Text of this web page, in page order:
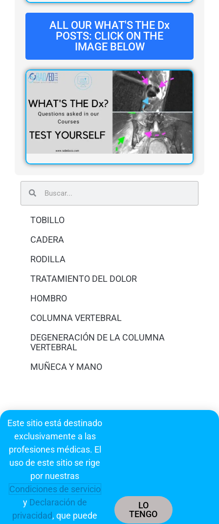
ALL OUR WHAT'S THE Dx
POSTS: CLICK ON THE
IMAGE BELOW
BuscarBuscar
TOBILLO
CADERA
RODILLA
TRATAMIENTO DEL DOLOR
HOMBRO
COLUMNA VERTEBRAL
DEGENERACIÓN DE LA COLUMNA
VERTEBRAL
MUÑECA Y MANO
Fellowships
Nuestro Blog: El Dx
Suscríbase
Preguntas Frecuentes
Contacte con nosotros
Este sitio está destinado
exclusivamente a las
profesiones médicas. El
uso de este sitio se rige
por nuestras
Condiciones de servicio
y Declaración de
privacidad, que puede
LO
TENGO